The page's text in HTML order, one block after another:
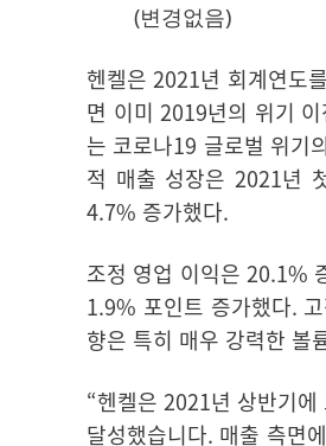
(변경없음)
헨켈은 2021년 회계연도
면 이미 2019년의 위기
는 코로나19 글로벌 위기
적 매출 성장은 2021년
4.7% 증가했다.
조정 영업 이익은 20.1%
1.9% 포인트 증가했다.
향은 특히 매우 강력한 볼
“헨켈은 2021년 상반기에
달성했습니다. 매출 측면